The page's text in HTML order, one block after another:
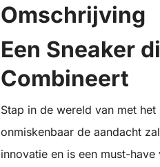
Omschrijving
Een Sneaker
Combineert
Stap in de wereld van met
onmiskenbaar de aandacht
innovatie en is een must-